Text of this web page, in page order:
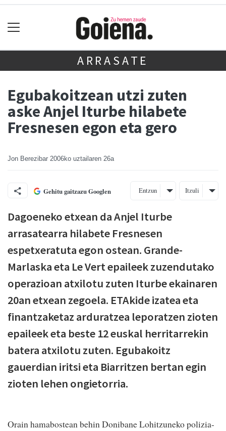
ARRASATE
Egubakoitzean utzi zuten
aske Anjel Iturbe hilabete
Fresnesen egon eta gero
Jon Berezibar 2006ko uztailaren 26a
Gehitu gaitzazu Googlen Entzun Itzuli
Dagoeneko etxean da Anjel Iturbe
arrasatearra hilabete Fresnesen
espetxeratuta egon ostean. Grande-
Marlaska eta Le Vert epaileek zuzendutako
operazioan atxilotu zuten Iturbe ekainaren
20an etxean zegoela. ETAkide izatea eta
finantzaketaz arduratzea leporatzen zioten
epaileek eta beste 12 euskal herritarrekin
batera atxilotu zuten. Egubakoitz
gauerdian iritsi eta Biarritzen bertan egin
zioten lehen ongietorria.
Orain hamabostean behin Donibane Lohitzuneko polizia-